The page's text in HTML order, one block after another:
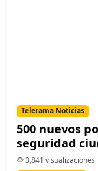
Telerama Noticias
500 nuevos
seguridad
3,841 visualizaciones